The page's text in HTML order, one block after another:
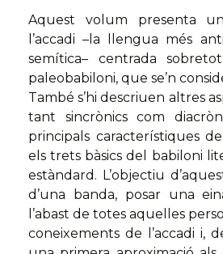
Aquest volum presenta
l’accadi –la llengua més
semítica– centrada
paleobabiloni, que se’n
També s’hi descriuen altres
tant sincrònics com
principals característiques
els trets bàsics del babiloni
estàndard. L’objectiu
d’una banda, posar una
l’abast de totes aquelles
coneixements de l’accadi i,